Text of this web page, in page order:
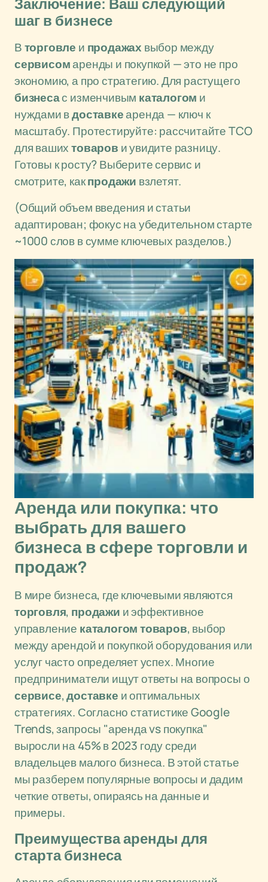
Заключение: Ваш следующий
шаг в бизнесе
Вторговле и продажах выбор между
сервисомаренды и покупкой — это не про
экономию, а про стратегию. Для растущего
бизнесас изменчивым каталогом и
нуждами вдоставкеаренда — ключ к
масштабу. Протестируйте: рассчитайте TCO
для вашихтоваров и увидите разницу.
Готовы к росту? Выберите сервис и
смотрите, какпродажи взлетят.
(Общий объем введения и статьи
адаптирован; фокус на убедительном старте
~1000 слов в сумме ключевых разделов.)
Аренда или покупка: что
выбрать для вашего
бизнеса в сфере торговли и
продаж?
В мире бизнеса, где ключевыми являются
торговля, продажи и эффективное
управление каталогом товаров, выбор
между арендой и покупкой оборудования или
услуг часто определяет успех. Многие
предприниматели ищут ответы на вопросы о
сервисе,доставке и оптимальных
стратегиях. Согласно статистике Google
Trends, запросы "аренда vs покупка"
выросли на 45% в 2023 году среди
владельцев малого бизнеса. В этой статье
мы разберем популярные вопросы и дадим
четкие ответы, опираясь на данные и
примеры.
Преимущества аренды для
старта бизнеса